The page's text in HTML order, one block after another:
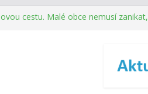
cestu. Malé obce nemusí zanikat,
dlouhodobého řízení (ISDŘ) je od
a řízení ICT zveřejnil materiály